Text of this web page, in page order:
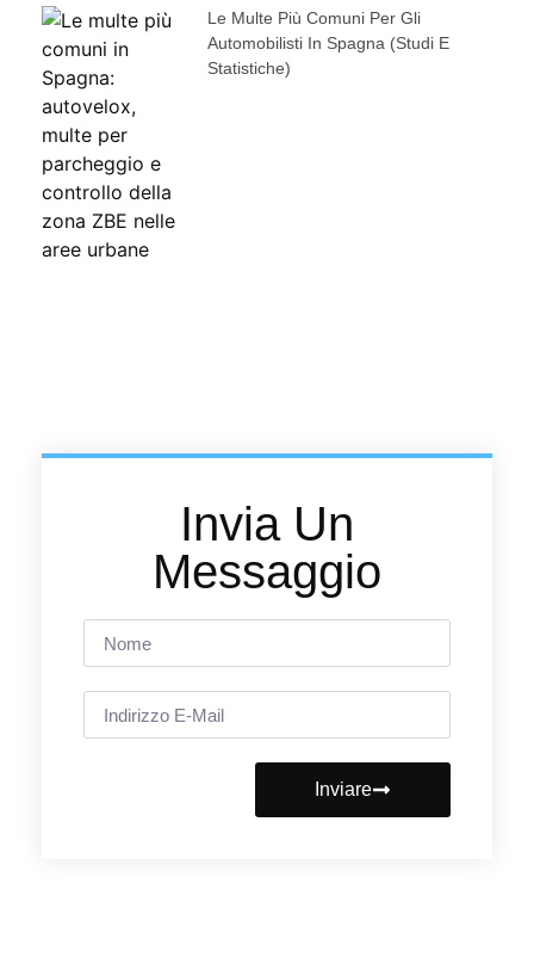
Le Multe Più Comuni Per Gli
Automobilisti In Spagna (studi E
Statistiche)
Invia Un
Messaggio
Inviare